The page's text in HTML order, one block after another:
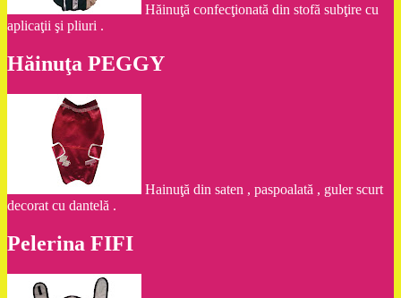
Hăinuţă confecţionată din stofă subţire cu
aplicaţii şi pliuri .
Hăinuţa PEGGY
Hainuţă din saten , paspoalată , guler scurt
decorat cu dantelă .
Pelerina FIFI